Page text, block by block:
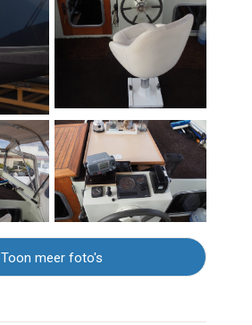
Toon meer foto's